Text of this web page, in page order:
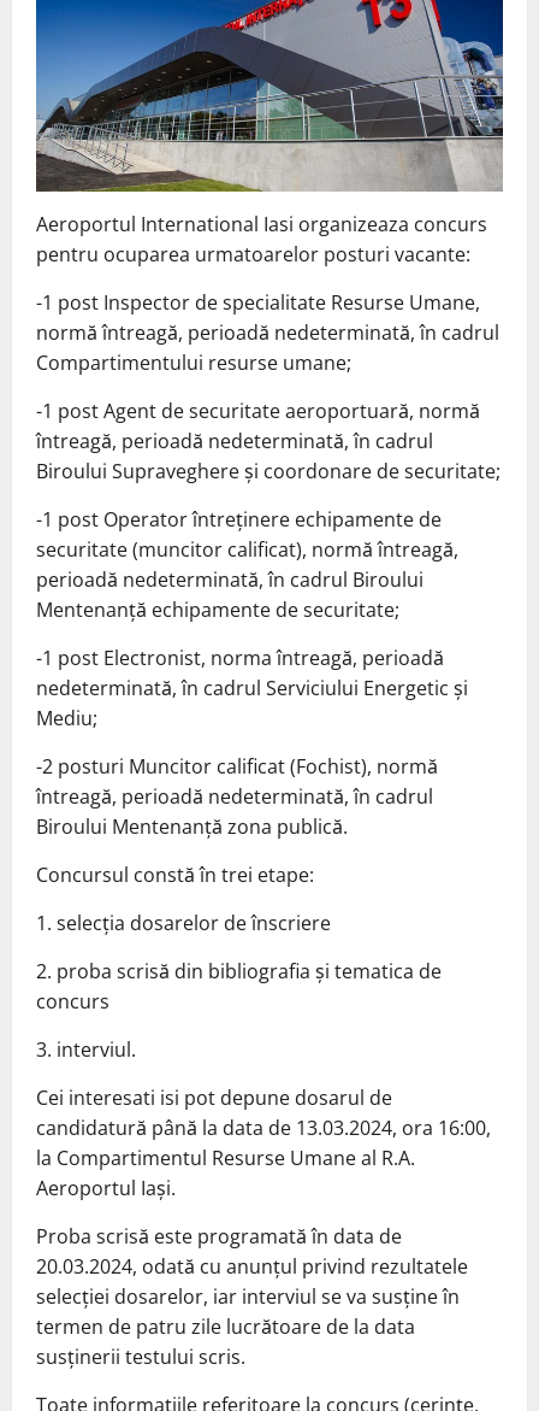
Aeroportul International Iasi organizeaza concurs
pentru ocuparea urmatoarelor posturi vacante:
-1 post Inspector de specialitate Resurse Umane,
normă întreagă, perioadă nedeterminată, în cadrul
Compartimentului resurse umane;
-1 post Agent de securitate aeroportuară, normă
întreagă, perioadă nedeterminată, în cadrul
Biroului Supraveghere și coordonare de securitate;
-1 post Operator întreținere echipamente de
securitate (muncitor calificat), normă întreagă,
perioadă nedeterminată, în cadrul Biroului
Mentenanță echipamente de securitate;
-1 post Electronist, norma întreagă, perioadă
nedeterminată, în cadrul Serviciului Energetic și
Mediu;
-2 posturi Muncitor calificat (Fochist), normă
întreagă, perioadă nedeterminată, în cadrul
Biroului Mentenanță zona publică.
Concursul constă în trei etape:
1. selecția dosarelor de înscriere
2. proba scrisă din bibliografia și tematica de
concurs
3. interviul.
Cei interesati isi pot depune dosarul de
candidatură până la data de 13.03.2024, ora 16:00,
la Compartimentul Resurse Umane al R.A.
Aeroportul Iași.
Proba scrisă este programată în data de
20.03.2024, odată cu anunțul privind rezultatele
selecției dosarelor, iar interviul se va susține în
termen de patru zile lucrătoare de la data
susținerii testului scris.
Toate informațiile referitoare la concurs (cerințe,